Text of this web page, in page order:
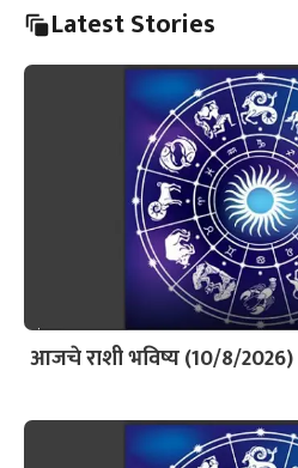
Latest Stories
आजचे राशी भविष्य (10/8/2026)